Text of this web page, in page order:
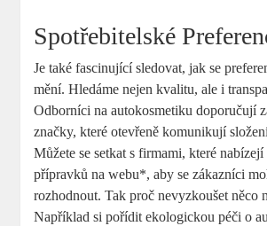
Spotřebitelské
Je také fascinující ‌sledovat, ​jak se
mění. Hledáme‍ nejen⁣ kvalitu,‍ ale i
Odborníci na autokosmetiku‍ doporučují
značky, které otevřeně komunikují
Můžete se ‍setkat s firmami, které
přípravků na webu*,⁤ aby se ​zákazníci⁣
rozhodnout. Tak proč nevyzkoušet něco⁢
Například si pořídit ekologickou péči o